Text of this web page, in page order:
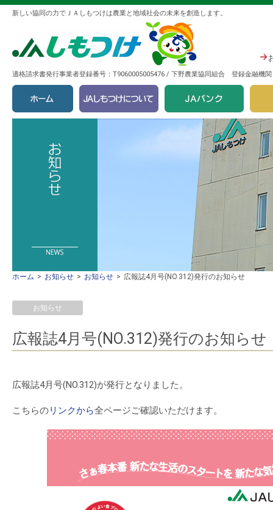
新しい協同の力でＪＡしもつけは農業と地域社会の未来を創造します。
適格請求書発行事業者登録番号：T9060005005476 / 下野農業協同組合 登録金融機
ホーム お知らせ お知らせ 広報誌4月号(NO.312)発行のお知らせ
お知らせ
広報誌4月号(NO.312)発行のお知らせ
広報誌4月号(NO.312)が発行となりました。
こちらのリンクから全ページご確認いただけます。